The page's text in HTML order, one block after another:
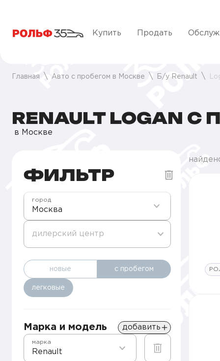
Купить Продать
Главная Авто с пробегом в Москве Б/у Renault
RENAULT LOGAN
в Москве
ФИЛЬТР
Москва
город
дилерский центр
новые с пробегом
легковые
Марка и модель добавить
Renault
марка